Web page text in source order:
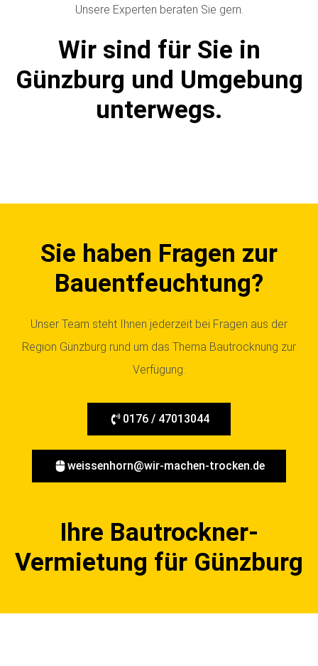
Unsere Experten beraten Sie gern.
Wir sind für Sie in
Günzburg und Umgebung
unterwegs.
Sie haben Fragen zur
Bauentfeuchtung?
Unser Team steht Ihnen jederzeit bei Fragen aus der
Region Günzburg rund um das Thema Bautrocknung zur
Verfügung.
0176 / 47013044
weissenhorn@wir-machen-trocken.de
Ihre Bautrockner-
Vermietung für Günzburg